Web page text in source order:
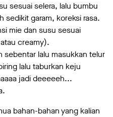
sesuai selera, lalu bumbu
sedikit garam, koreksi rasa.
mie dan susu sesuai
creamy).
sebentar lalu masukkan telur
lalu taburkan keju
jadi deeeeeh...
bahan-bahan yang kalian